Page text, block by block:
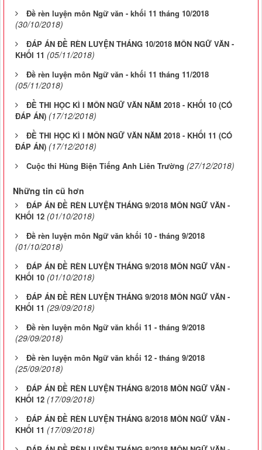
Đề rèn luyện môn Ngữ văn - khối 11 tháng 10/2018
(30/10/2018)
ĐÁP ÁN ĐỀ RÈN LUYỆN THÁNG 10/2018 MÔN NGỮ VĂN -
KHỐI 11 (05/11/2018)
Đề rèn luyện môn Ngữ văn - khối 11 tháng 11/2018
(05/11/2018)
ĐỀ THI HỌC KÌ I MÔN NGỮ VĂN NĂM 2018 - KHỐI 10 (CÓ
ĐÁP ÁN) (17/12/2018)
ĐỀ THI HỌC KÌ I MÔN NGỮ VĂN NĂM 2018 - KHỐI 11 (CÓ
ĐÁP ÁN) (17/12/2018)
Cuộc thi Hùng Biện Tiếng Anh Liên Trường (27/12/2018)
Những tin cũ hơn
ĐÁP ÁN ĐỀ RÈN LUYỆN THÁNG 9/2018 MÔN NGỮ VĂN -
KHỐI 12 (01/10/2018)
Đề rèn luyện môn Ngữ văn khối 10 - tháng 9/2018
(01/10/2018)
ĐÁP ÁN ĐỀ RÈN LUYỆN THÁNG 9/2018 MÔN NGỮ VĂN -
KHỐI 10 (01/10/2018)
ĐÁP ÁN ĐỀ RÈN LUYỆN THÁNG 9/2018 MÔN NGỮ VĂN -
KHỐI 11 (29/09/2018)
Đề rèn luyện môn Ngữ văn khối 11 - tháng 9/2018
(29/09/2018)
Đề rèn luyện môn Ngữ văn khối 12 - tháng 9/2018
(25/09/2018)
ĐÁP ÁN ĐỀ RÈN LUYỆN THÁNG 8/2018 MÔN NGỮ VĂN -
KHỐI 12 (17/09/2018)
ĐÁP ÁN ĐỀ RÈN LUYỆN THÁNG 8/2018 MÔN NGỮ VĂN -
KHỐI 11 (17/09/2018)